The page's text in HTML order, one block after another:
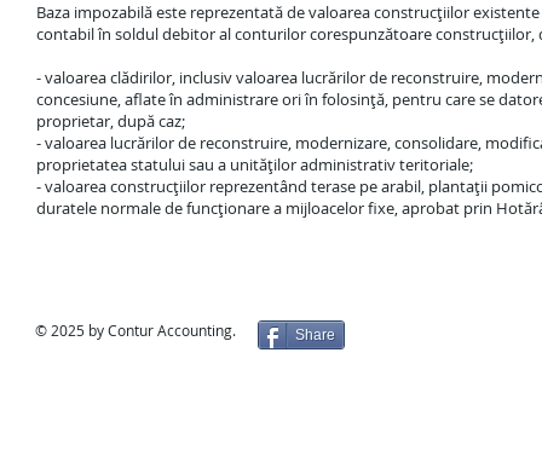
Baza impozabilă este reprezentată de valoarea construcţiilor
contabil în soldul debitor al conturilor corespunzătoare construcţiilor,
- valoarea clădirilor, inclusiv valoarea lucrărilor de reconstruire,
concesiune, aflate în administrare ori în folosinţă, pentru care se
proprietar, după caz;
- valoarea lucrărilor de reconstruire, modernizare, consolidare,
proprietatea statului sau a unităţilor administrativ teritoriale;
- valoarea construcţiilor reprezentând terase pe arabil, plantaţii
duratele normale de funcţionare a mijloacelor fixe, aprobat prin
© 2025 by Contur Accounting. Share